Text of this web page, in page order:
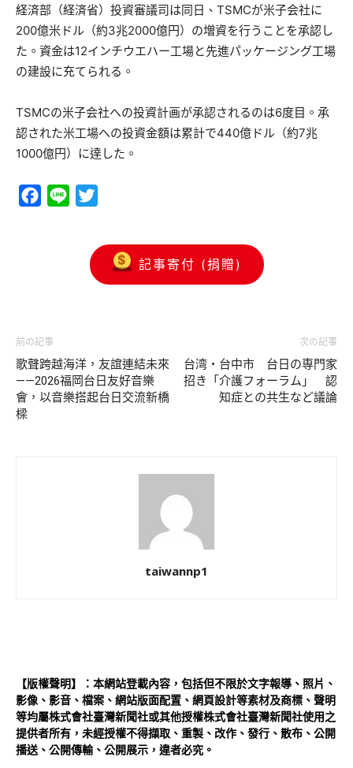
経済部（経済省）投資審議司は同日、TSMCが米子会社に
200億米ドル（約3兆2000億円）の増資を行うことを承認し
た。資金は12インチウエハー工場と先進パッケージング工場
の建設に充てられる。
TSMCの米子会社への投資計画が承認されるのは6度目。承
認された米工場への投資金額は累計で440億ドル（約7兆
1000億円）に達した。
Facebook
Line
記事寄付 (捐贈)
前の記事
歌聲跨越海洋，友誼連結未來
——2026福岡台日友好音樂
會，以音樂搭起台日交流新橋
樑
次の記事
台湾・台中市 台日の専門家
招き「介護フォーラム」 認
知症との共生など議論
taiwannp1
【版權聲明】：本網站登載內容，包括但不限於文字報導、照片、
影像、影音、檔案、網站版面配置、網頁設計等素材及商標、聲明
等均屬株式會社臺灣新聞社或其他授權株式會社臺灣新聞社使用之
提供者所有，未經授權不得擷取、重製、改作、發行、散布、公開
播送、公開傳輸、公開展示，違者必究。